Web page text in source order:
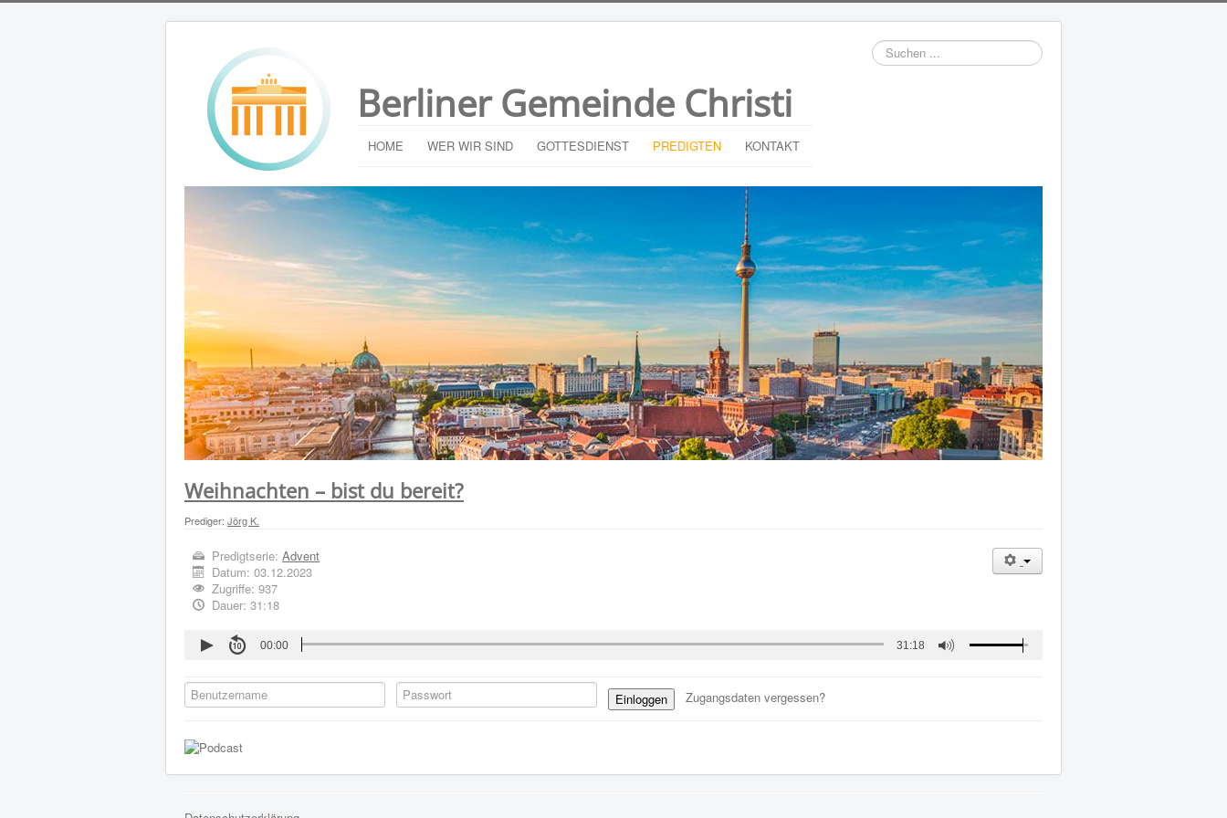
Berliner Gemeinde Christi
Suchen
...
HOME WER WIR SIND GOTTESDIENST PREDIGTEN KONTAKT
Weihnachten – bist du bereit?
Prediger: Jörg K.
Predigtserie:Advent
Datum:03.12.2023
Zugriffe: 937
Dauer: 31:18
00:00 31:18
Einloggen Zugangsdaten vergessen?